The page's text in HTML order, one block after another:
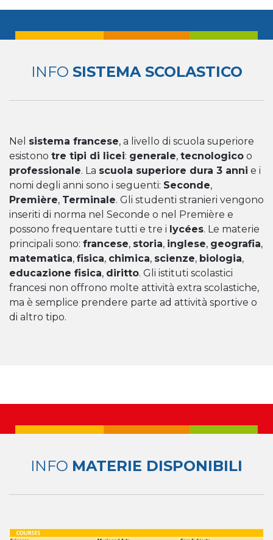
INFO SISTEMA SCOLASTICO
Nel sistema francese, a livello di scuola superiore
esistono tre tipi di licei: generale, tecnologico o
professionale. La scuola superiore dura 3 anni e i
nomi degli anni sono i seguenti: Seconde,
Première, Terminale. Gli studenti stranieri vengono
inseriti di norma nel Seconde o nel Première e
possono frequentare tutti e tre i lycées. Le materie
principali sono: francese, storia, inglese, geografia,
matematica, fisica, chimica, scienze, biologia,
educazione fisica, diritto. Gli istituti scolastici
francesi non offrono molte attività extra scolastiche,
ma è semplice prendere parte ad attività sportive o
di altro tipo.
INFO MATERIE DISPONIBILI